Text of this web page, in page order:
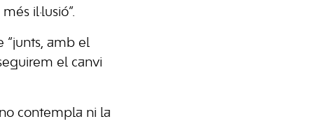
il·lusió”.
“junts, amb el
el canvi
contempla ni la